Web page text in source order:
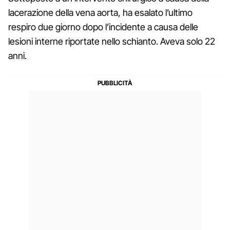
lacerazione della vena aorta, ha esalato l’ultimo
respiro due giorno dopo l’incidente a causa delle
lesioni interne riportate nello schianto. Aveva solo 22
anni.